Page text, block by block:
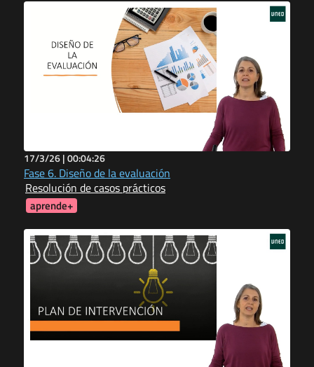
17/3/26 |00:04:26
Fase 6. Diseño de la evaluación
Resolución de casos prácticos
aprende+